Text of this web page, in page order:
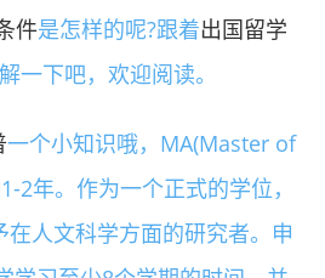
件是怎样的呢?跟着出国留学
一下吧，欢迎阅读。
一个小知识哦，MA(Master of
2年。作为一个正式的学位，
人文科学方面的研究者。申